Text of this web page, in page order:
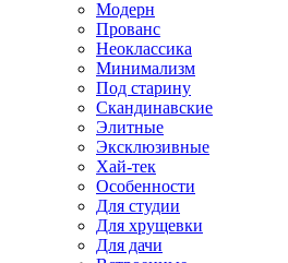
Модерн
Прованс
Неоклассика
Минимализм
Под старину
Скандинавские
Элитные
Эксклюзивные
Хай-тек
Особенности
Для студии
Для хрущевки
Для дачи